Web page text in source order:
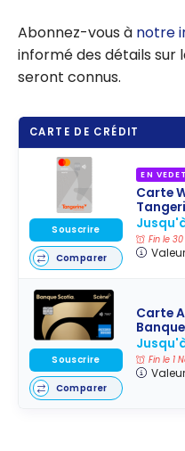
Abonnez-vous à notre
informé des détails sur
seront connus.
CARTE DE CRÉDIT
EN
Carte
Fin le
Souscrire
Comparer
Carte
Fin le 1
Souscrire
Comparer